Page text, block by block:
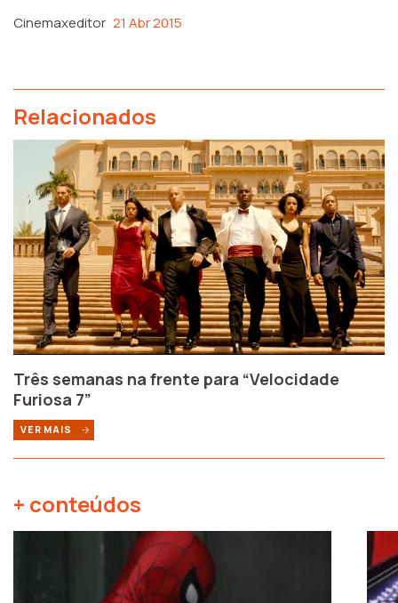
Cinemaxeditor 21 Abr 2015
Relacionados
Três semanas na frente para “Velocidade
Furiosa 7”
VER MAIS
+ conteúdos